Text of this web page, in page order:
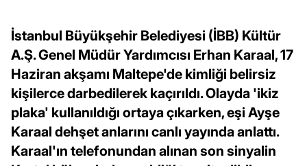
İstanbul Büyükşehir Belediyesi (İBB) Kültür
A.Ş. Genel Müdür Yardımcısı Erhan Karaal, 17
Haziran akşamı Maltepe'de kimliği belirsiz
kişilerce darbedilerek kaçırıldı. Olayda 'ikiz
plaka' kullanıldığı ortaya çıkarken, eşi Ayşe
Karaal dehşet anlarını canlı yayında anlattı.
Karaal'ın telefonundan alınan son sinyalin